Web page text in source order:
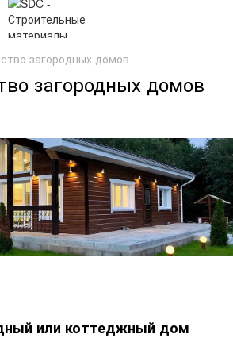
загородных домов
загородных домов
или коттеджный дом